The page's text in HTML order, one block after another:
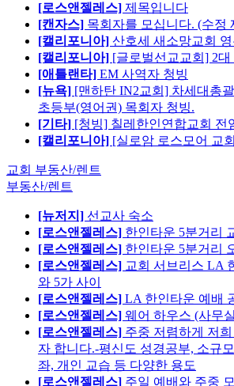
[로스앤젤레스] 제목입니다
[캔자스] 목회자를 모십니다. (수정
[캘리포니아] 산호세 새소망교회
[캘리포니아] [글로벌선교교회] 2
[애틀랜타] EM 사역자 청빙
[뉴욕] [맨하탄 IN2교회] 차세대총
초등부(영어권) 목회자 청빙.
[기타] [청빙] 칠레한인연합교회 전
[캘리포니아] [실로암 로스모어 교
교회 부동산/렌트
부동산/렌트
[뉴저지] 선교사 숙소
[로스앤젤레스] 한인타운 5분거리
[로스앤젤레스] 한인타운 5분거리
[로스앤젤레스] 교회 서브리스 LA
와 5가 사이
[로스앤젤레스] LA 한인타운 예배
[로스앤젤레스] 웨어 하우스 (사무
[로스앤젤레스] 주중 저렴하게 저
자 합니다.-평신도 성경공부, 소규
좌, 개인 교습 등 다양한 용도
[로스앤젤레스] 주일 예배와 주중